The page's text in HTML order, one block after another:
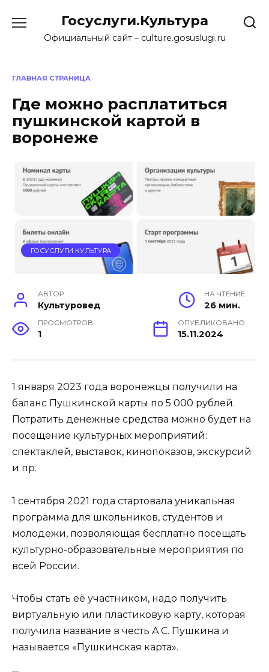
содержанию
Госуслуги.Культура
Официальный сайт – culture.gosuslugi.ru
ГЛАВНАЯ СТРАНИЦА
Где можно расплатиться
пушкинской картой в
воронеже
ГОСУСЛУГИ КУЛЬТУРА
АВТОР
Культуровед
НА ЧТЕНИЕ
26 мин.
ПРОСМОТРОВ
1
ОПУБЛИКОВАНО
15.11.2024
1 января 2023 года воронежцы получили на
баланс Пушкинской карты по 5 000 рублей.
Потратить денежные средства можно будет на
посещение культурных мероприятий:
спектаклей, выставок, кинопоказов, экскурсий
и пр.
1 сентября 2021 года стартовала уникальная
программа для школьников, студентов и
молодежи, позволяющая бесплатно посещать
культурно-образовательные мероприятия по
всей России.
Чтобы стать её участником, надо получить
виртуальную или пластиковую карту, которая
получила название в честь А.С. Пушкина и
называется «Пушкинская карта».